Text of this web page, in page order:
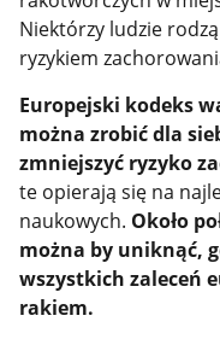
Niektórzy ludzie
ryzykiem
Europejski kodeks
można zrobić dla
zmniejszyć ryzyko
te opierają się na
naukowych. Około
można by uniknąć,
wszystkich zaleceń
rakiem.